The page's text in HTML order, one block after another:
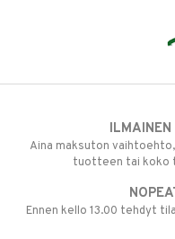
Aina maksuton
tuotteen tai koko
Ennen kello 13.00 tehdyt